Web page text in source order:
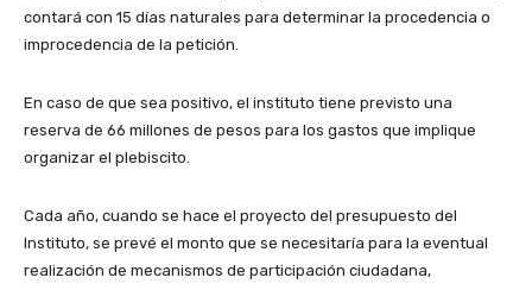
contará con 15 días naturales para determinar la procedencia o
improcedencia de la petición.
En caso de que sea positivo, el instituto tiene previsto una
reserva de 66 millones de pesos para los gastos que implique
organizar el plebiscito.
Cada año, cuando se hace el proyecto del presupuesto del
Instituto, se prevé el monto que se necesitaría para la eventual
realización de mecanismos de participación ciudadana,